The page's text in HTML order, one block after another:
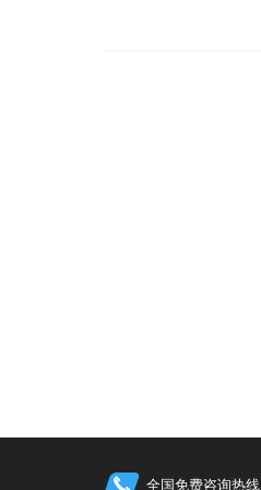
全国免费咨询热线